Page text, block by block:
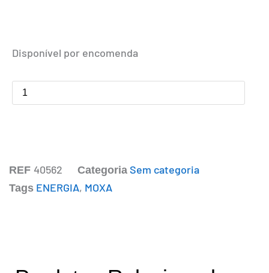
Disponível por encomenda
Série
até
REF 40562 Categoria Sem categoria
Tags ENERGIA, MOXA